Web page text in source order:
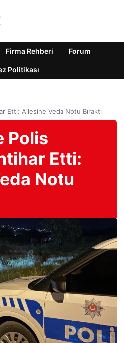
Firma Rehberi Forum
Politikası
Etti: Ailesine Veda Notu Bıraktı
Polis
Etti:
Notu